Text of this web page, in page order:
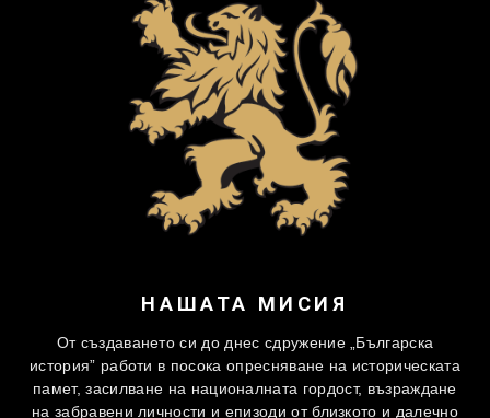
НАШАТА МИСИЯ
От създаването си до днес сдружение „Българска
история” работи в посока опресняване на историческата
памет, засилване на националната гордост, възраждане
на забравени личности и епизоди от близкото и далечно